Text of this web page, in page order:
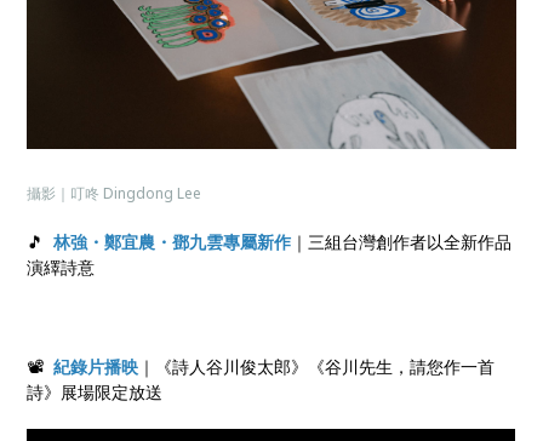
攝影｜叮咚 Dingdong Lee
🎵林強 ・鄭宜農・鄧九雲專屬新作 ｜三組台灣創作者以全新作品
演繹詩意
📽紀錄片播映 ｜《詩人谷川俊太郎》《谷川先生，請您作一首
詩》展場限定放送